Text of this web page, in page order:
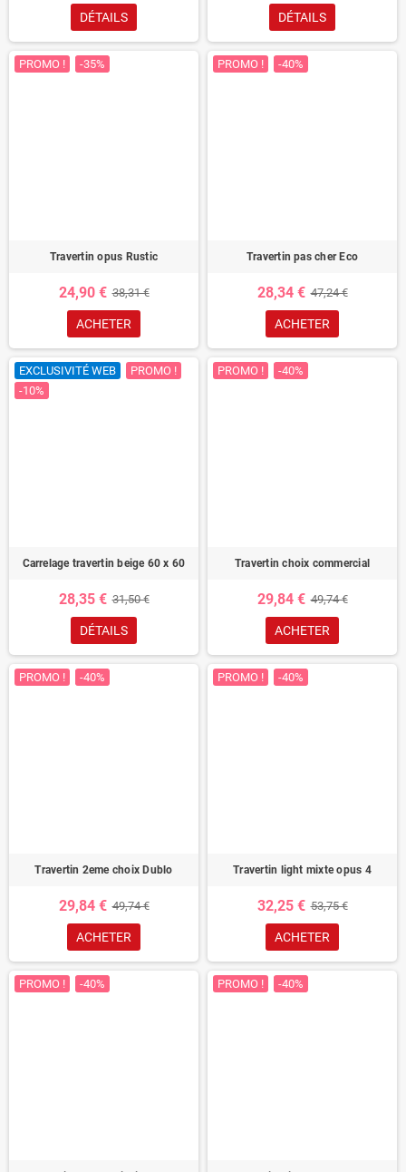
DÉTAILS DÉTAILS
PROMO ! -35%
Travertin opus Rustic
24,90 € 38,31 €
ACHETER
PROMO ! -40%
Travertin pas cher Eco
28,34 € 47,24 €
ACHETER
EXCLUSIVITÉ WEB
PROMO !
-10%
Carrelage travertin beige 60 x 60
28,35 € 31,50 €
DÉTAILS
PROMO ! -40%
Travertin choix commercial
29,84 € 49,74 €
ACHETER
PROMO ! -40%
Travertin 2eme choix Dublo
29,84 € 49,74 €
ACHETER
PROMO ! -40%
Travertin light mixte opus 4
32,25 € 53,75 €
ACHETER
PROMO ! -40% PROMO ! -40%